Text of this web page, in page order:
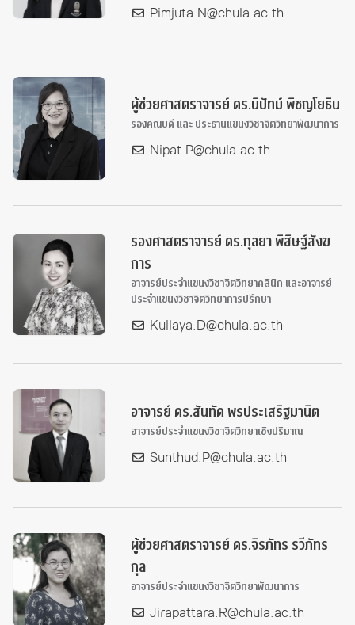
Pimjuta.N@chula.ac.th
ผู้ช่วยศาสตราจารย์ ดร.นิปัทม์ พิชญโยธิน
รองคณบดี และ ประธานแขนงวิชาจิตวิทยาพัฒนาการ
Nipat.P@chula.ac.th
รองศาสตราจารย์ ดร.กุลยา พิสิษฐ์สังฆ
การ
อาจารย์ประจำแขนงวิชาจิตวิทยาคลินิก และอาจารย์
ประจำแขนงวิชาจิตวิทยาการปรึกษา
Kullaya.D@chula.ac.th
อาจารย์ ดร.สันทัด พรประเสริฐมานิต
อาจารย์ประจำแขนงวิชาจิตวิทยาเชิงปริมาณ
Sunthud.P@chula.ac.th
ผู้ช่วยศาสตราจารย์ ดร.จิรภัทร รวีภัทร
กุล
อาจารย์ประจำแขนงวิชาจิตวิทยาพัฒนาการ
Jirapattara.R@chula.ac.th